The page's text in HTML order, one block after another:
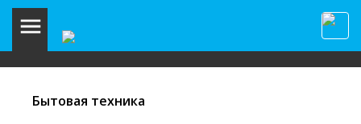
Бытовая техника